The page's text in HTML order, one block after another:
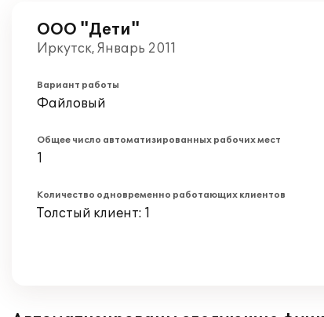
ООО "Дети"
Иркутск, Январь 2011
Вариант работы
Файловый
Общее число автоматизированных рабочих мест
1
Количество одновременно работающих клиентов
Толстый клиент: 1